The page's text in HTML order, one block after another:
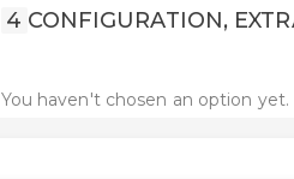
4 CONFIGURATION,
You haven't chosen an option yet.